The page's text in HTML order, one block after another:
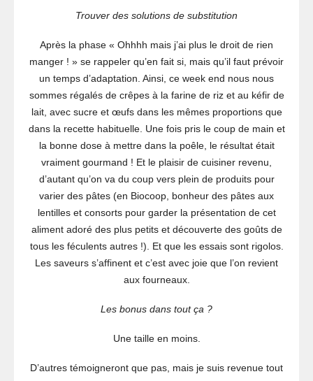
Trouver des solutions de substitution
Après la phase « Ohhhh mais j’ai plus le droit de rien
manger ! » se rappeler qu’en fait si, mais qu’il faut prévoir
un temps d’adaptation. Ainsi, ce week end nous nous
sommes régalés de crêpes à la farine de riz et au kéfir de
lait, avec sucre et œufs dans les mêmes proportions que
dans la recette habituelle. Une fois pris le coup de main et
la bonne dose à mettre dans la poêle, le résultat était
vraiment gourmand ! Et le plaisir de cuisiner revenu,
d’autant qu’on va du coup vers plein de produits pour
varier des pâtes (en Biocoop, bonheur des pâtes aux
lentilles et consorts pour garder la présentation de cet
aliment adoré des plus petits et découverte des goûts de
tous les féculents autres !). Et que les essais sont rigolos.
Les saveurs s’affinent et c’est avec joie que l’on revient
aux fourneaux.
Les bonus dans tout ça ?
Une taille en moins.
D’autres témoigneront que pas, mais je suis revenue tout